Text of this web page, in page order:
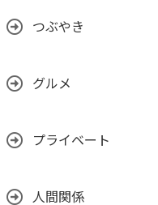
つぶやき
グルメ
プライベート
人間関係